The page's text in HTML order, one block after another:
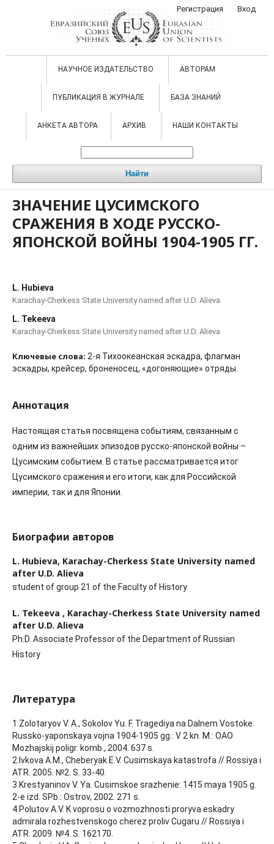
НАУЧНОЕ ИЗДАТЕЛЬСТВО АВТОРАМ
ПУБЛИКАЦИЯ В ЖУРНАЛЕ БАЗА ЗНАНИЙ
АНКЕТА АВТОРА АРХИВ НАШИ КОНТАКТЫ
Найти
Регистрация Вход
ЗНАЧЕНИЕ ЦУСИМСКОГО
СРАЖЕНИЯ В ХОДЕ РУССКО-
ЯПОНСКОЙ ВОЙНЫ 1904-1905 ГГ.
L. Hubieva
Karachay-Cherkess State University named after U.D. Alieva
L. Tekeeva
Karachay-Cherkess State University named after U.D. Alieva
Ключевые слова: 2-я Тихоокеанская эскадра, флагман
эскадры, крейсер, броненосец, «догоняющие» отряды.
Аннотация
Настоящая статья посвящена событиям, связанным с
одним из важнейших эпизодов русско-японской войны –
Цусимским событием. В статье рассматривается итог
Цусимского сражения и его итоги, как для Российской
империи, так и для Японии.
Биографии авторов
L. Hubieva, Karachay-Cherkess State University named
after U.D. Alieva
student of group 21 of the Faculty of History
L. Tekeeva , Karachay-Cherkess State University named
after U.D. Alieva
Ph.D. Associate Professor of the Department of Russian
History
Литература
1.Zolotaryov V. A., Sokolov Yu. F. Tragediya na Dalnem Vostoke:
Russko-yaponskaya vojna 1904-1905 gg.: V 2 kn. M.: OAO
Mozhajskij poligr. komb., 2004. 637 s.
2.Ivkova A.M., Cheberyak E.V. Cusimskaya katastrofa // Rossiya i
ATR. 2005. №2. S. 33-40.
3.Krestyaninov V. Ya. Cusimskoe srazhenie: 1415 maya 1905 g.
2-e izd. SPb.: Ostrov, 2002. 271 s.
4.Polutov A.V. K voprosu o vozmozhnosti proryva eskadry
admirala rozhestvenskogo cherez proliv Cugaru // Rossiya i
ATR. 2009. №4. S. 162170.